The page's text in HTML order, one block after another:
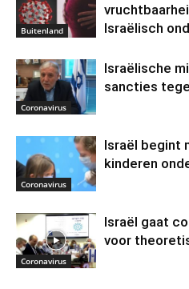
Buitenland
Israëlisch
Coronavirus
Israëlische
sancties
Coronavirus
Israël begint
kinderen
Coronavirus
Israël gaat
voor